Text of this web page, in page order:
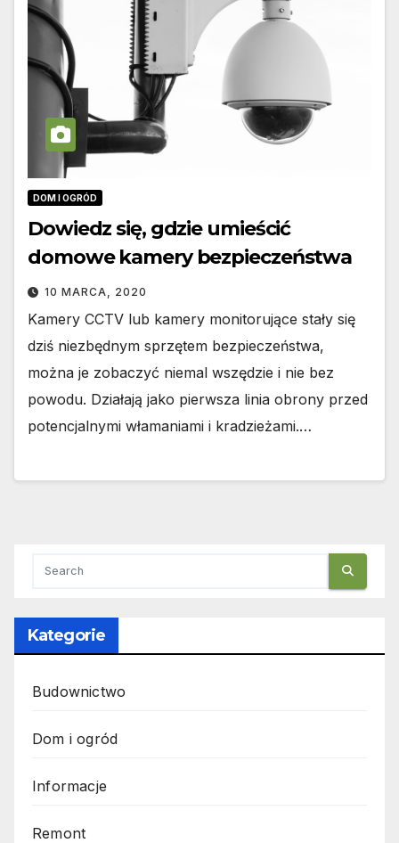
DOM I OGRÓD
Dowiedz się, gdzie umieścić
domowe kamery bezpieczeństwa
10 MARCA, 2020
Kamery CCTV lub kamery monitorujące stały się
dziś niezbędnym sprzętem bezpieczeństwa,
można je zobaczyć niemal wszędzie i nie bez
powodu. Działają jako pierwsza linia obrony przed
potencjalnymi włamaniami i kradzieżami.…
Kategorie
Budownictwo
Dom i ogród
Informacje
Remont